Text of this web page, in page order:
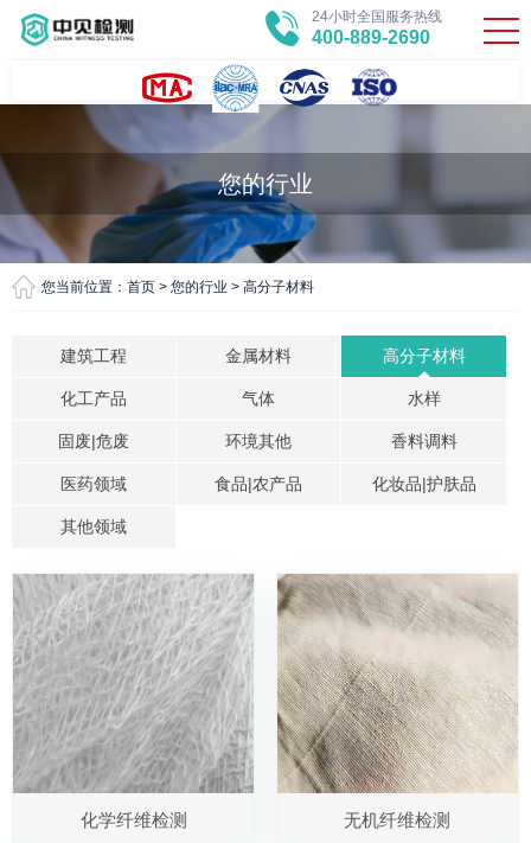
24小时全国服务热线
400-889-2690
您的行业
您当前位置： 首页 > 您的行业 > 高分子材料
建筑工程 金属材料 高分子材料
化工产品 气体 水样
固废|危废 环境其他 香料调料
医药领域 食品|农产品 化妆品|护肤品
其他领域
化学纤维检测 无机纤维检测